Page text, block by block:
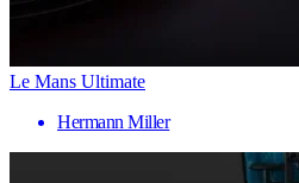
Le Mans Ultimate
Hermann Miller